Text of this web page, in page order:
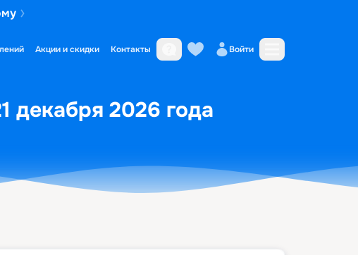
Акции и скидки Контакты Войти
декабря 2026 года